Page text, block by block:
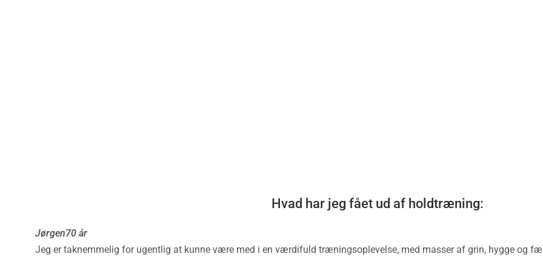
Hvad har jeg fået ud af holdtræning:
Jørgen70 år
Jeg er taknemmelig for ugentlig at kunne være med i en værdifuld træningsoplevelse, med masser af grin, hygge og